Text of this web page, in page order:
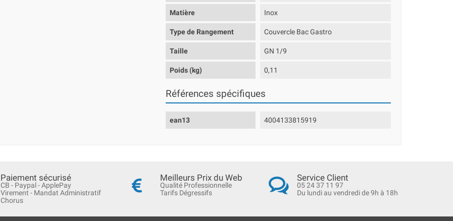
Matière Inox
Type de Rangement Couvercle Bac Gastro
Taille GN 1/9
Poids (kg) 0,11
Références spécifiques
ean13 4004133815919
Paiement sécurisé
CB - Paypal - ApplePay
Virement - Mandat Administratif
Chorus
Meilleurs Prix du Web
Qualité Professionnelle
Tarifs Dégressifs
Service Client
05 24 37 11 97
Du lundi au vendredi de 9h à 18h